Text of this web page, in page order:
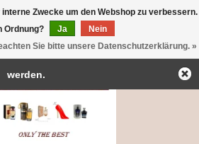
Zwecke um den Webshop zu verbessern.
Ordnung?
Ja
Nein
Sie bitte unsere Datenschutzerklärung. »
Dieser Shop befindet sich im Aufbau.
Bestellungen eingehalten oder erfüllt
werden.